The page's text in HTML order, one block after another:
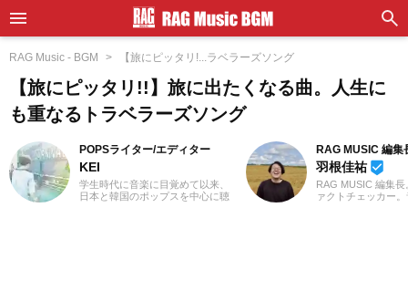
RAG Music - BGM 【旅にピッタリ!...ラベラーズソング
【旅にピッタリ!!】旅に出たくなる曲。人生に
も重なるトラベラーズソング
POPSライター/エディター
KEI
学生時代に音楽に目覚めて以来、
日本と韓国のポップスを中心に聴
RAG MUSIC 編集
羽根佳祐 beenhere
RAG MUSIC 編集
ァクトチェッカー